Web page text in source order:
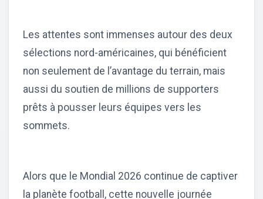
Les attentes sont immenses autour des deux
sélections nord-américaines, qui bénéficient
non seulement de l’avantage du terrain, mais
aussi du soutien de millions de supporters
prêts à pousser leurs équipes vers les
sommets.
Alors que le Mondial 2026 continue de captiver
la planète football, cette nouvelle journée